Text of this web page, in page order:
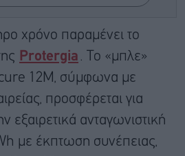
χρόνο παραμένει το
Protergia . Το «μπλε»
12M, σύμφωνα με
προσφέρεται για
εξαιρετικά ανταγωνιστική
με έκπτωση συνέπειας,